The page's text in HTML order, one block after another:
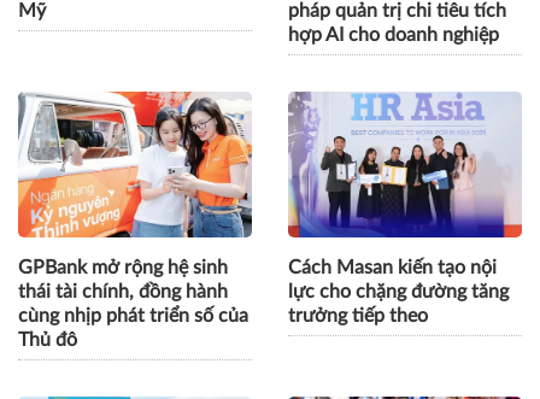
Mỹ
pháp quản trị chi tiêu tích
hợp AI cho doanh nghiệp
GPBank mở rộng hệ sinh
thái tài chính, đồng hành
cùng nhịp phát triển số của
Thủ đô
Cách Masan kiến tạo nội
lực cho chặng đường tăng
trưởng tiếp theo